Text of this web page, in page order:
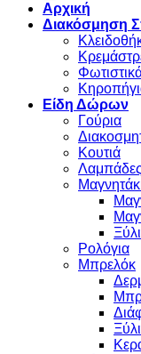
Αρχική
Διακόσμηση
Είδη Δώρων
Γούρια
Κουτιά
Λαμπάδες
Ρολόγια
Μπρελόκ